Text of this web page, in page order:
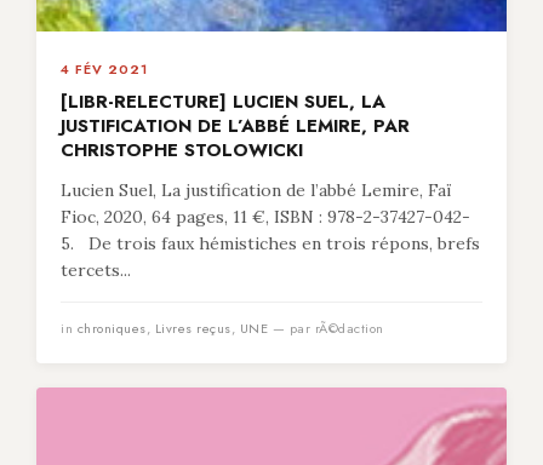
4 FÉV 2021
[LIBR-RELECTURE] LUCIEN SUEL, LA
JUSTIFICATION DE L’ABBÉ LEMIRE, PAR
CHRISTOPHE STOLOWICKI
Lucien Suel, La justification de l’abbé Lemire, Faï
Fioc, 2020, 64 pages, 11 €, ISBN : 978-2-37427-042-
5. De trois faux hémistiches en trois répons, brefs
tercets...
in chroniques, Livres reçus, UNE — par rÃ©daction